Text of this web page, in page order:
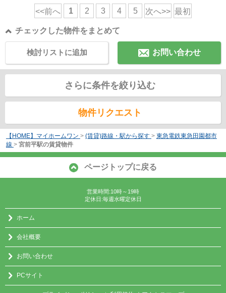
<<前へ 1 2 3 4 5 次へ>> 最初
チェックした物件をまとめて
お問い合わせ
検討リストに追加
さらに条件を絞り込む
物件リクエスト
【HOME】マイホームワン > (賃貸)路線・駅から探す > 東急電鉄東急田園都市
線 > 宮前平駅の賃貸物件
ページトップに戻る
営業時間:10時～19時
定休日:毎週水曜定休日
ホーム
会社概要
お問い合わせ
PCサイト